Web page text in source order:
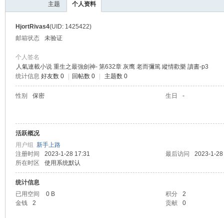
主题 个人资料
HjortRivas4(UID: 1425422)
邮箱状态
未验证
个人签名
人氣連載小说 重生之最強劍神- 第632章 灰鹰 老而彌篤 縱情歡樂 讀書-p3
统计信息 好友数 0 回帖数 0 主题数 0
性别 保密 生日 -
活跃概况
用户组 新手上路
注册时间
2023-1-28 17:31 最后访问
2023-1-
所在时区
使用系统默认
统计信息
已用空间
0 B 积分
2
金钱
2 贡献 0